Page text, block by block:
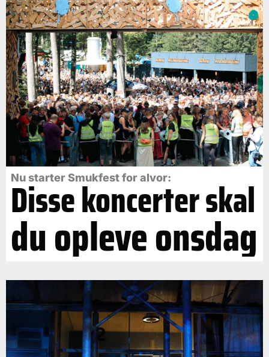
Nu starter Smukfest for alvor:
Disse koncerter skal
du opleve onsdag